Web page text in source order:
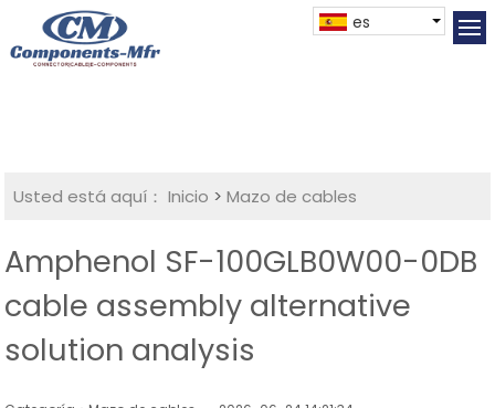
es
Usted está aquí： Inicio >Mazo de cables
Amphenol SF-100GLB0W00-0DB
cable assembly alternative
solution analysis